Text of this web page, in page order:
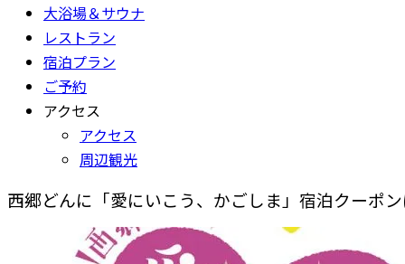
大浴場＆サウナ
レストラン
宿泊プラン
ご予約
アクセス
アクセス
周辺観光
西郷どんに「愛にいこう、かごしま」宿泊クーポ